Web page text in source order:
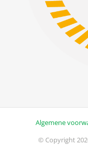
Algemene
© Copyright